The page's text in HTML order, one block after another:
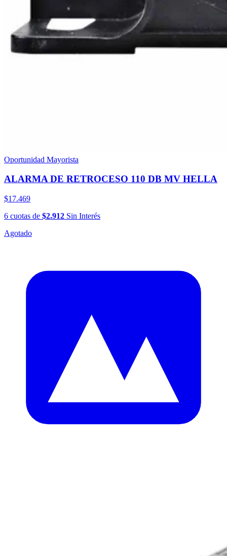
Oportunidad Mayorista
ALARMA DE RETROCESO 110 DB MV HELLA
$17.469
6 cuotas de $2.912 Sin Interés
Agotado